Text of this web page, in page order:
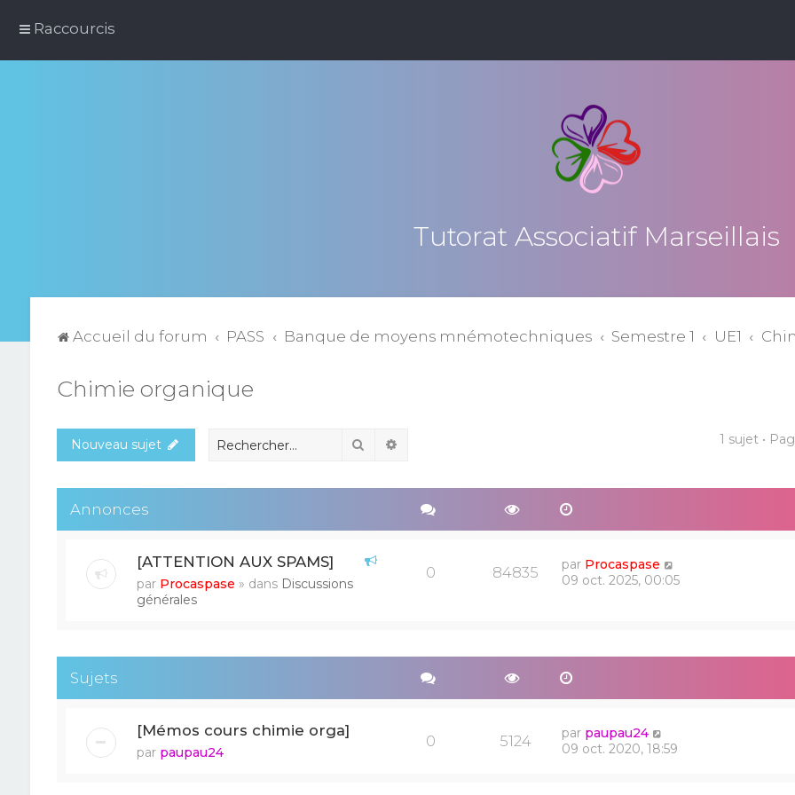
Raccourcis
Tutorat Associatif Marseillais
Accueil du forum PASS Banque de moyens mnémotechniques Semestre 1 UE1
Chimie organique
Nouveau sujet Rechercher 1 sujet •
Annonces
[ATTENTION AUX SPAMS]
par Procaspase » dans Discussions
générales
0 84835 par Procaspase
09 oct. 2025, 00:05
Sujets
[Mémos cours chimie orga]
par paupau24
0 5124 par paupau24
09 oct. 2020, 18:59